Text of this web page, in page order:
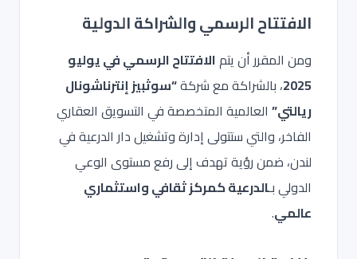
الافتتاح الرسمي والشراكة الدولية
ومن المقرر أن يتمالافتتاح الرسمي في يوليو
2025، بالشراكة مع شركة“سوثبيز إنترناشونال
ريالتي” العالمية المتخصصة في التسويق العقاري
الفاخر، والتي ستتولى إدارة وتشغيل دار الدرعية في
لندن، ضمن رؤية تهدف إلى رفع مستوى الوعي
الدولي بـالدرعية كمركز ثقافي واستثماري
عالمي.